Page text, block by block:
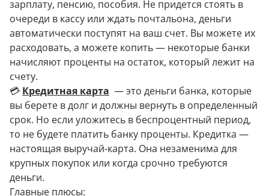
зарплату, пенсию, пособия. Не придется стоять в
очереди в кассу или ждать почтальона, деньги
автоматически поступят на ваш счет. Вы можете их
расходовать, а можете копить — некоторые банки
начисляют проценты на остаток, который лежит на
счету.
💳 Кредитная карта — это деньги банка, которые
вы берете в долг и должны вернуть в определенный
срок. Но если уложитесь в беспроцентный период,
то не будете платить банку проценты. Кредитка —
настоящая выручай-карта. Она незаменима для
крупных покупок или когда срочно требуются
деньги.
Главные плюсы: